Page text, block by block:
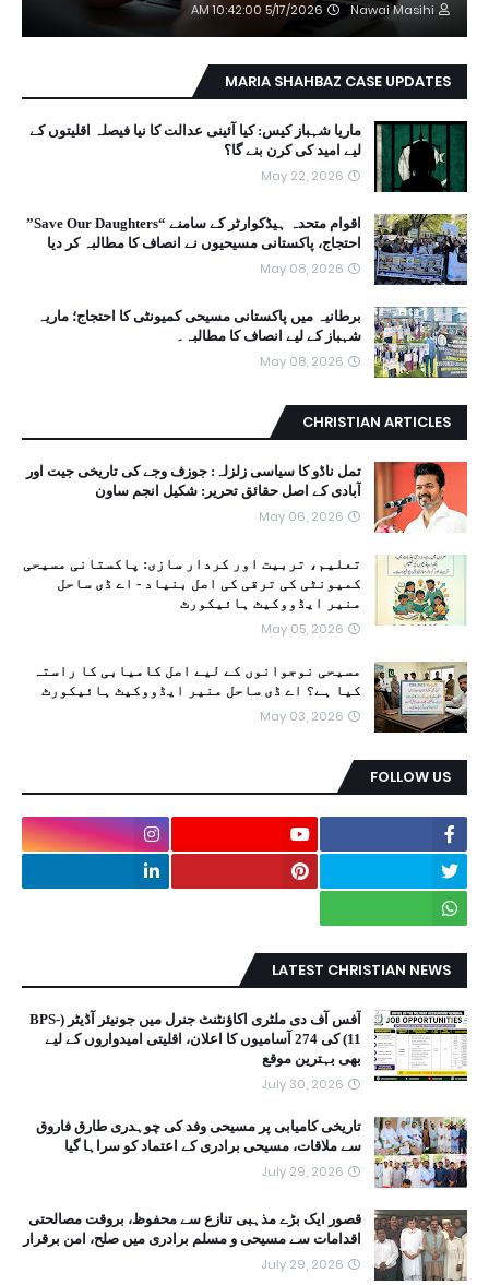
Nawai Masihi
5/17/2026 10:42:00 AM
MARIA SHAHBAZ CASE UPDATES
ماریا شہباز کیس: کیا آئینی عدالت کا نیا فیصلہ اقلیتوں کے
لیے امید کی کرن بنے گا؟
May 22, 2026
اقوام متحدہ ہیڈکوارٹر کے سامنے “Save Our Daughters”
احتجاج، پاکستانی مسیحیوں نے انصاف کا مطالبہ کر دیا
May 08, 2026
برطانیہ میں پاکستانی مسیحی کمیونٹی کا احتجاج؛ ماریہ
شہباز کے لیے انصاف کا مطالبہ۔
May 08, 2026
CHRISTIAN ARTICLES
تمل ناڈو کا سیاسی زلزلہ: جوزف وجے کی تاریخی جیت اور
آبادی کے اصل حقائق تحریر: شکیل انجم ساون
May 06, 2026
تعلیم، تربیت اور کردار سازی: پاکستانی مسیحی
کمیونٹی کی ترقی کی اصل بنیاد - اے ڈی ساحل
منیر ایڈووکیٹ ہائیکورٹ
May 05, 2026
مسیحی نوجوانوں کے لیے اصل کامیابی کا راستہ
کیا ہے؟ اے ڈی ساحل منیر ایڈووکیٹ ہائیکورٹ
May 03, 2026
FOLLOW US
LATEST CHRISTIAN NEWS
آفس آف دی ملٹری اکاؤنٹنٹ جنرل میں جونیئر آڈیٹر (BPS-
11) کی 274 آسامیوں کا اعلان، اقلیتی امیدواروں کے لیے
بھی بہترین موقع
July 30, 2026
تاریخی کامیابی پر مسیحی وفد کی چوہدری طارق فاروق
سے ملاقات، مسیحی برادری کے اعتماد کو سراہا گیا
July 29, 2026
قصور ایک بڑے مذہبی تنازع سے محفوظ، بروقت مصالحتی
اقدامات سے مسیحی و مسلم برادری میں صلح، امن برقرار
July 29, 2026